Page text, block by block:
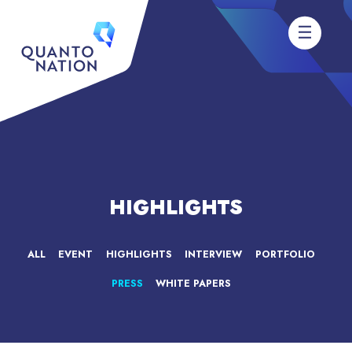
HIGHLIGHTS
ALL EVENT HIGHLIGHTS INTERVIEW PORTFOLIO
PRESS WHITE PAPERS